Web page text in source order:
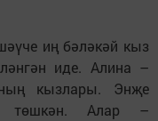
иң бәләкәй кыз
иде. Алина –
кызлары. Энҗе
төшкән. Алар –